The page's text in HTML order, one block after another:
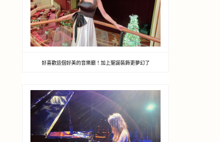
好喜歡這個好美的音樂廳！加上聖誕裝飾更夢幻了